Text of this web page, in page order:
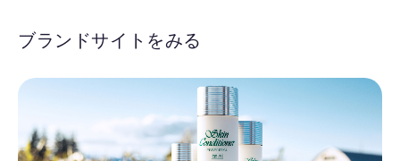
ブランドサイトをみる